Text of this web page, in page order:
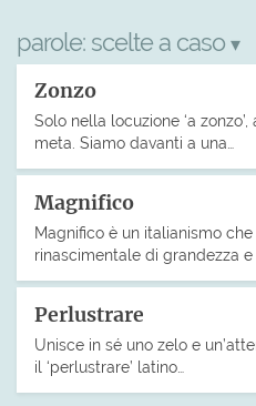
parole: scelte a caso ▾
Zonzo
Solo nella locuzione ‘a
meta. Siamo davanti a una…
Magnifico
Magnifico è un italianismo che
rinascimentale di grandezza e
Perlustrare
Unisce in sé uno zelo e
il ‘perlustrare’ latino…